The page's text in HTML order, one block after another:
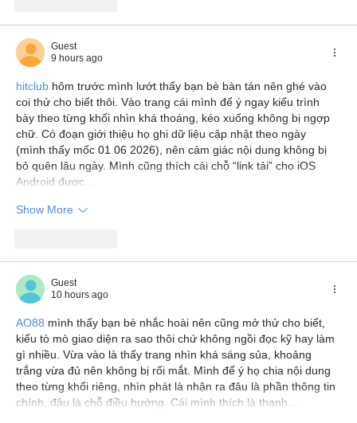
Guest
9 hours ago
hitclub hôm trước mình lướt thấy bạn bè bàn tán nên ghé vào
coi thử cho biết thôi. Vào trang cái mình để ý ngay kiểu trình
bày theo từng khối nhìn khá thoáng, kéo xuống không bị ngợp
chữ. Có đoạn giới thiệu họ ghi dữ liệu cập nhật theo ngày
(mình thấy mốc 01 06 2026), nên cảm giác nội dung không bị
bỏ quên lâu ngày. Mình cũng thích cái chỗ “link tải” cho iOS
Android được…
Show More
Guest
10 hours ago
AO88 mình thấy bạn bè nhắc hoài nên cũng mở thử cho biết,
kiểu tò mò giao diện ra sao thôi chứ không ngồi đọc kỹ hay làm
gì nhiều. Vừa vào là thấy trang nhìn khá sáng sủa, khoảng
trắng vừa đủ nên không bị rối mắt. Mình để ý họ chia nội dung
theo từng khối riêng, nhìn phát là nhận ra đâu là phần thông tin
chính, đâu là chỗ điều hướng. Cái mình thích là thanh…